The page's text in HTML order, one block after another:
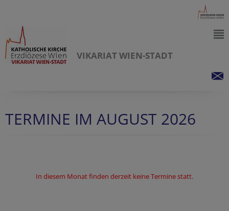
VIKARIAT WIEN-STADT
TERMINE IM AUGUST 2026
In diesem Monat finden derzeit keine Termine statt.